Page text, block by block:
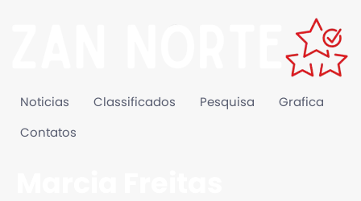
Noticias Classificados Pesquisa Grafica
Contatos